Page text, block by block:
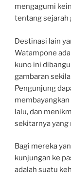
mengagumi
tentang sejarah
Destinasi lain
Watampone
kuno ini
gambaran
Pengunjung
lalu, dan
sekitarnya yang
Bagi mereka
kunjungan ke
adalah suatu